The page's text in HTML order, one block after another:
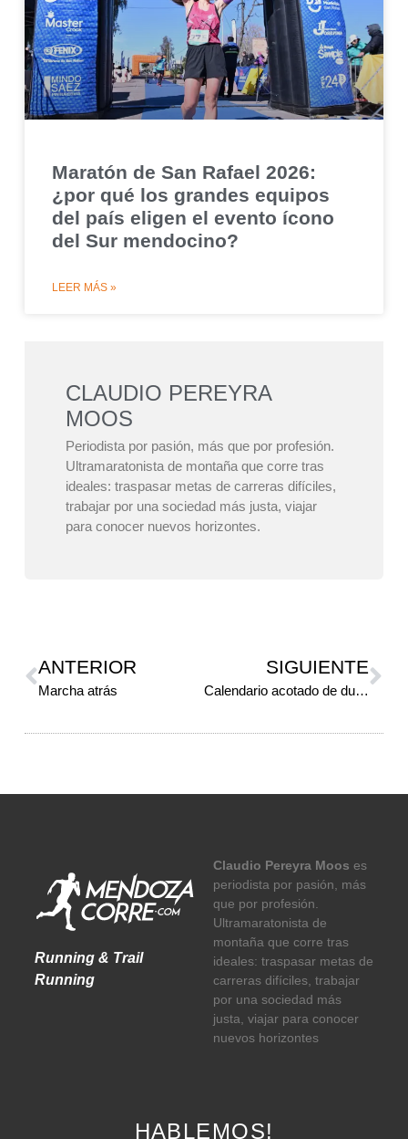
Maratón de San Rafael 2026:
¿por qué los grandes equipos
del país eligen el evento ícono
del Sur mendocino?
LEER MÁS »
CLAUDIO PEREYRA
MOOS
Periodista por pasión, más que por profesión.
Ultramaratonista de montaña que corre tras
ideales: traspasar metas de carreras difíciles,
trabajar por una sociedad más justa, viajar
para conocer nuevos horizontes.
ANTERIOR
Marcha atrás
SIGUIENTE
Calendario acotado de duatlón
Running & Trail
Running
Claudio Pereyra Moos es
periodista por pasión, más
que por profesión.
Ultramaratonista de
montaña que corre tras
ideales: traspasar metas de
carreras difíciles, trabajar
por una sociedad más
justa, viajar para conocer
nuevos horizontes
HABLEMOS!